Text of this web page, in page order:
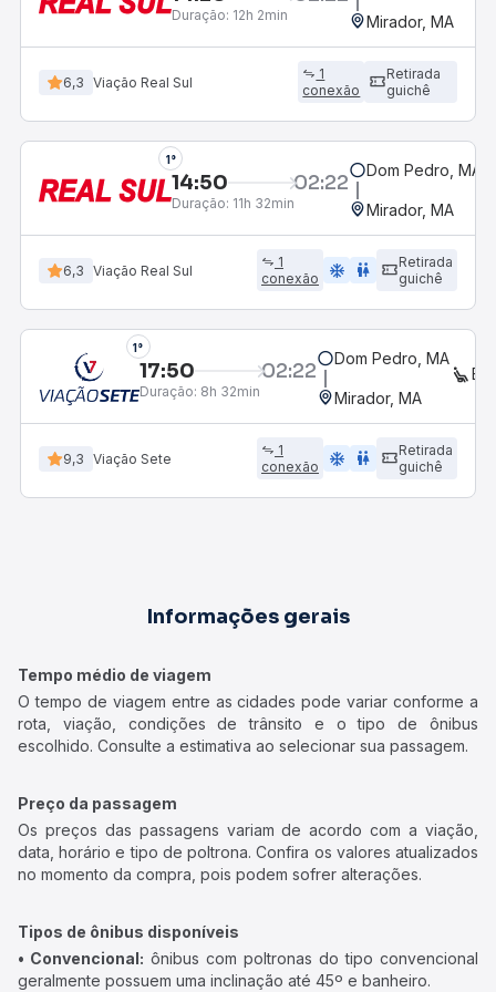
Duração: 12h 2min Mirador, MA
6,3 Viação Real Sul
1
conexão
Retirada
guichê
1°
14:50 02:22
Duração: 11h 32min
Dom Pedro, MA
Mirador, MA
6,3 Viação Real Sul
1
conexão
ac_unit wc
Retirada
guichê
1°
17:50 02:22
Duração: 8h 32min
Dom Pedro, MA
Mirador, MA
9,3 Viação Sete
1
conexão
ac_unit wc
Retirada
guichê
Informações gerais
Tempo médio de viagem
O tempo de viagem entre as cidades pode variar conforme a
rota, viação, condições de trânsito e o tipo de ônibus
escolhido. Consulte a estimativa ao selecionar sua passagem.
Preço da passagem
Os preços das passagens variam de acordo com a viação,
data, horário e tipo de poltrona. Confira os valores atualizados
no momento da compra, pois podem sofrer alterações.
Tipos de ônibus disponíveis
• Convencional: ônibus com poltronas do tipo convencional
geralmente possuem uma inclinação até 45º e banheiro.